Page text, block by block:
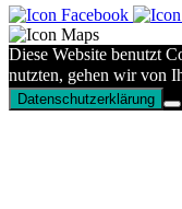
Diese Website benutzt
nutzten, gehen wir von
Datenschutzerklärung